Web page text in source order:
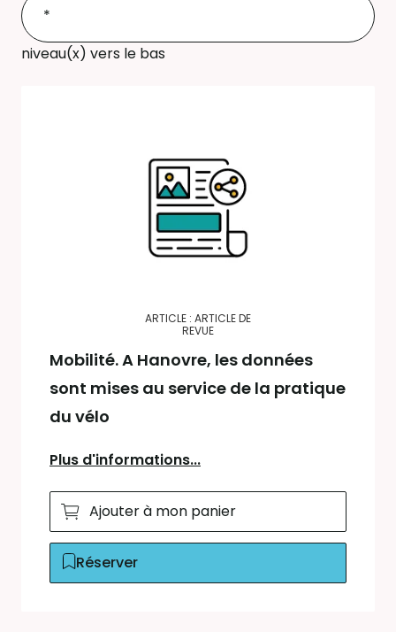
niveau(x) vers le bas
ARTICLE : ARTICLE DE
REVUE
Mobilité. A Hanovre, les données
sont mises au service de la pratique
du vélo
Plus d'informations...
Ajouter à mon panier
Réserver